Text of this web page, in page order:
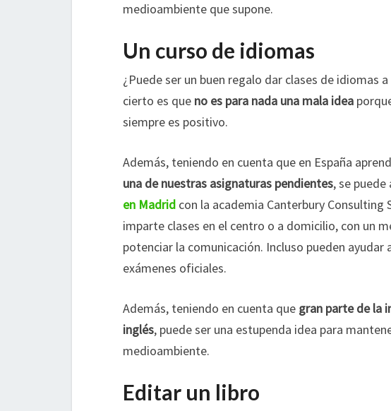
medioambiente que supone.
Un curso de idiomas
¿Puede ser un buen regalo dar clases de idiomas
cierto es que no es para nada una mala idea
siempre es positivo.
Además, teniendo en cuenta que en España
una de nuestras asignaturas pendientes, se puede
en Madrid con la academia Canterbury
imparte clases en el centro o a domicilio, con un
potenciar la comunicación. Incluso pueden ayudar
exámenes oficiales.
Además, teniendo en cuenta que gran parte de la
inglés, puede ser una estupenda idea para
medioambiente.
Editar un libro